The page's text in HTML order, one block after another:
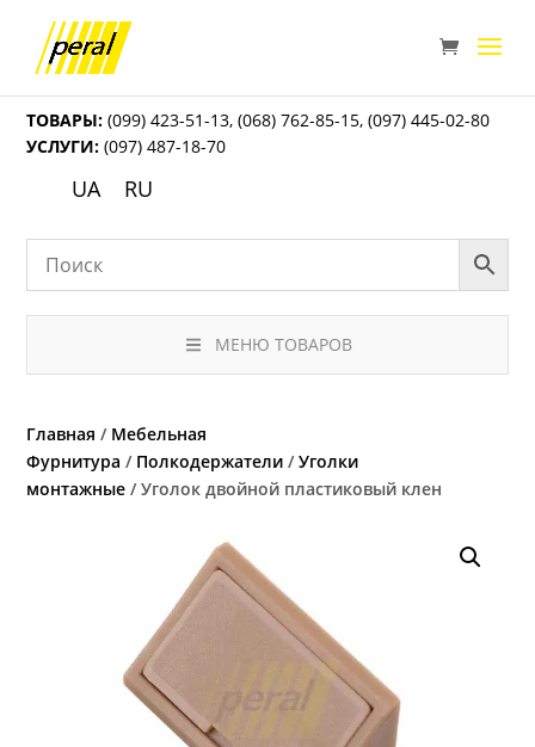
ТОВАРЫ: (099) 423-51-13,(068) 762-85-15,(097) 445-02-80
УСЛУГИ: (097) 487-18-70
UA RU
МЕНЮ ТОВАРОВ
Главная / Мебельная
Фурнитура / Полкодержатели /Уголки
монтажные / Уголок двойной пластиковый клен